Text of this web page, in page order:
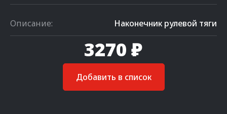
Описание: Наконечник рулевой тяги
3270 ₽
Добавить в список